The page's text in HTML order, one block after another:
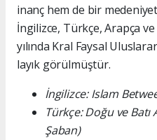
inanç hem de bir
İngilizce, Türkçe, Arapça ve
yılında Kral Faysal
layık görülmüştür.
İngilizce: Islam
Türkçe: Doğu ve Batı
Şaban)